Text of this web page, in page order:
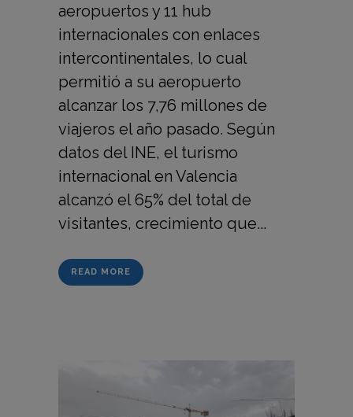
aeropuertos y 11 hub
internacionales con enlaces
intercontinentales, lo cual
permitió a su aeropuerto
alcanzar los 7,76 millones de
viajeros el año pasado. Según
datos del INE, el turismo
internacional en Valencia
alcanzó el 65% del total de
visitantes, crecimiento que...
READ MORE